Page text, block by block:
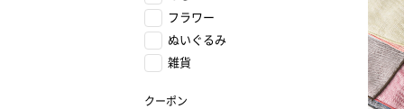
フラワー
ぬいぐるみ
雑貨
クーポン